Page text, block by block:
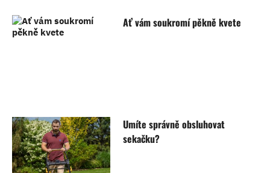
Ať vám soukromí pěkně kvete
Umíte správně obsluhovat
sekačku?